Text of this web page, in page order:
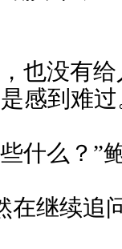
也没有给
感到难过
什么？”
继续追